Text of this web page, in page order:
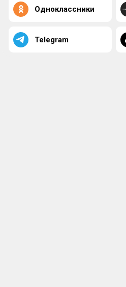
Одноклассники
Telegram